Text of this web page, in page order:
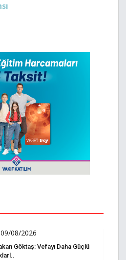
09/08/2026
Göktaş: Vefayı Daha Güçlü